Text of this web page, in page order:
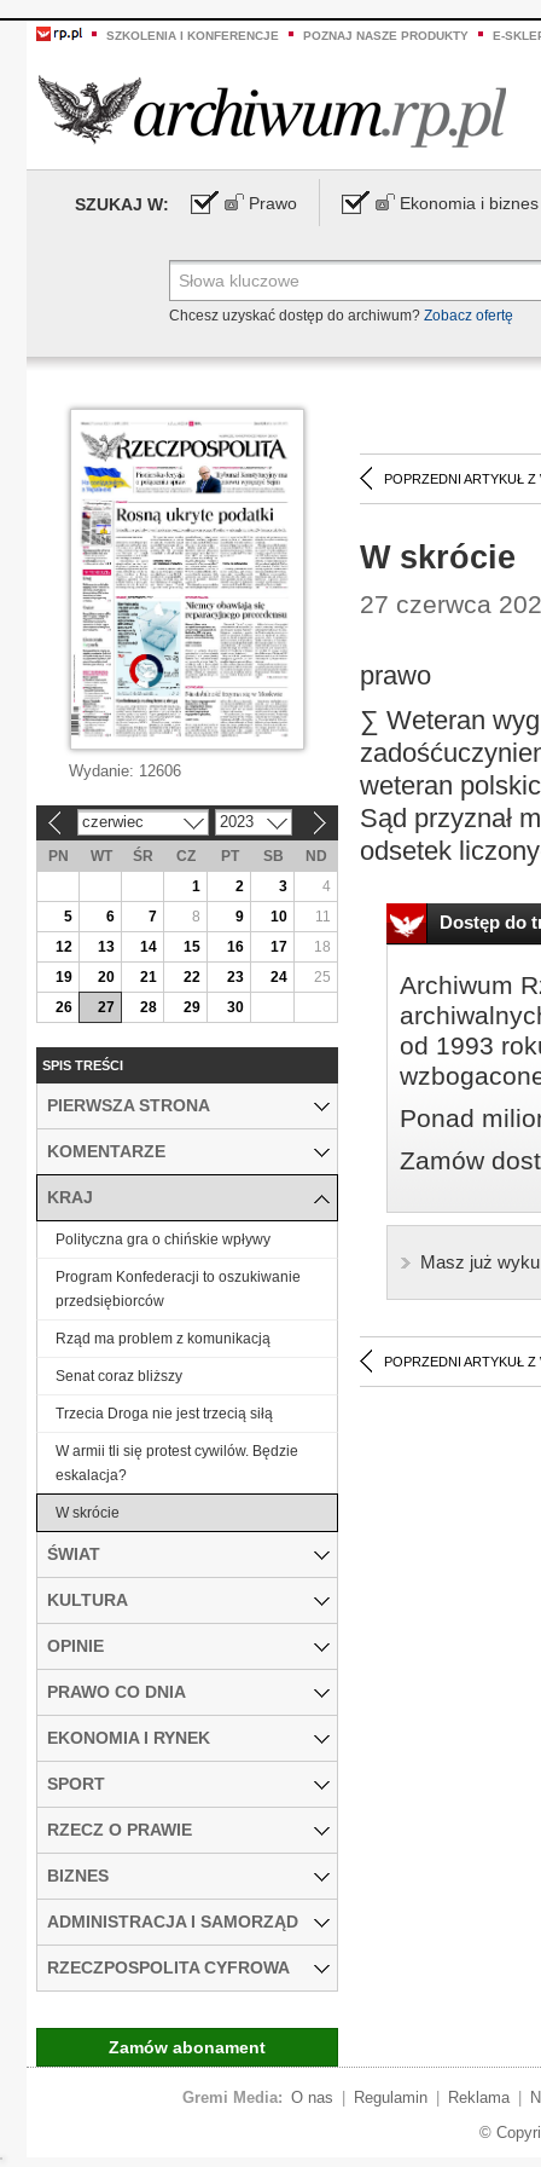
SZKOLENIA I KONFERENCJE POZNAJ NASZE PRODUKTY E-
SZUKAJ W: Prawo Ekonomia i biznes
Chcesz uzyskać dostęp do archiwum? Zobacz ofertę
POPRZEDNI ARTYKUŁ Z
W skrócie
27 czerwca
prawo
∑ Weteran
weteran
Sąd przyznał
odsetek
Dostęp do
Archiwum
od 1993
Ponad
Zamów
Masz już
POPRZEDNI ARTYKUŁ Z
Wydanie: 12606
czerwiec 2023
PN WT ŚR CZ PT SB
ND
1
2 3
4
5
6 7 8 9 10
11
12
13 14 15 16 17
18
19
20 21 22 23 24
25
26
27 28 29 30
SPIS TREŚCI
PIERWSZA STRONA
KOMENTARZE
KRAJ
Polityczna gra o chińskie wpływy
Program Konfederacji to oszukiwanie
przedsiębiorców
Rząd ma problem z komunikacją
Senat coraz bliższy
Trzecia Droga nie jest trzecią siłą
W armii tli się protest cywilów. Będzie
eskalacja?
W skrócie
ŚWIAT
KULTURA
OPINIE
PRAWO CO DNIA
EKONOMIA I RYNEK
SPORT
RZECZ O PRAWIE
BIZNES
ADMINISTRACJA I SAMORZĄD
RZECZPOSPOLITA CYFROWA
Zamów abonament
Gremi Media: O nas Regulamin Reklama
©